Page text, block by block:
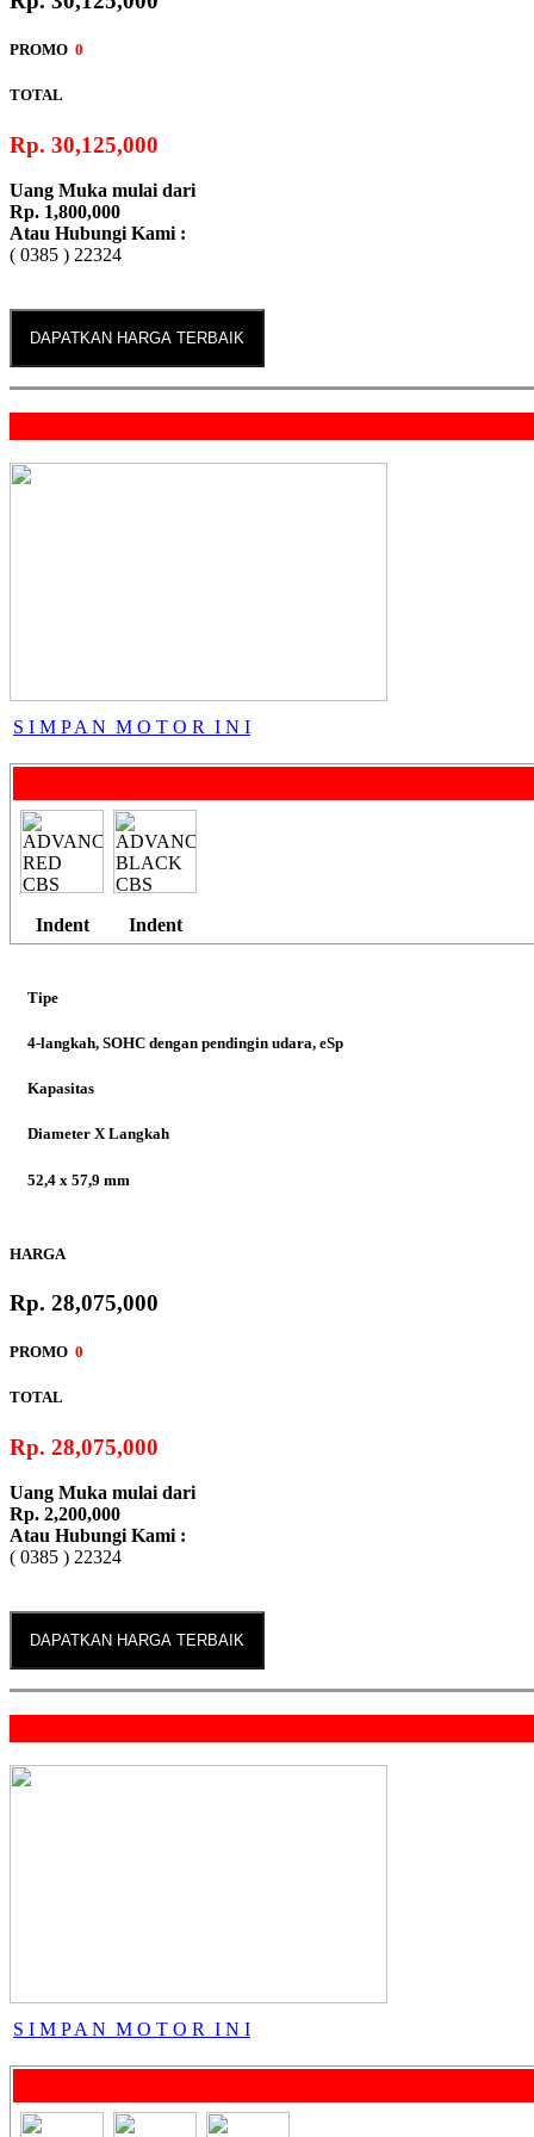
New BeAT Street eSP
GENIO
Sport
New Sonic 150R
CRF 150L
All New CBR 150R
Tipe Starter
Pedal & Elektrik
Sistem Bahan Bakar
Injeksi (PGM-FI)
Transmisi
Otomatis, V-matic
PROMO 0
TOTAL
Rp. 30,125,000
Uang Muka mulai dari
Rp. 1,800,000
Atau Hubungi Kami :
( 0385 ) 22324
DAPATKAN HARGA TERBAIK
S I M P A N M O T O R I N I
Indent Indent
Tipe
4-langkah, SOHC dengan pendingin udara, eSp
Kapasitas
Diameter X Langkah
52,4 x 57,9 mm
Tipe Starter
Pedal & Elektrik
Sistem Bahan Bakar
Injeksi (PGM-FI)
Transmisi
Otomatis, V-matic
HARGA
Rp. 28,075,000
PROMO 0
TOTAL
Rp. 28,075,000
Uang Muka mulai dari
Rp. 2,200,000
Atau Hubungi Kami :
( 0385 ) 22324
DAPATKAN HARGA TERBAIK
S I M P A N M O T O R I N I